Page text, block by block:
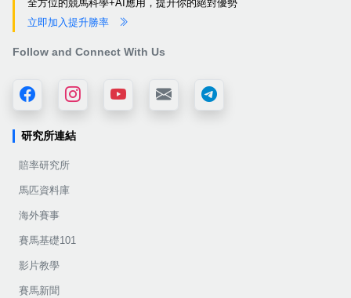
全方位的競馬科學+AI應用，提升你的絕對優勢
立即加入提升勝率
Follow and Connect With Us
研究所連結
賠率研究所
馬匹資料庫
海外賽事
賽馬基礎101
影片教學
賽馬新聞